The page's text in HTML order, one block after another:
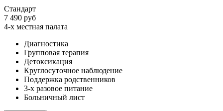
Стандарт
7 490 руб
4-х местная палата
Диагностика
Групповая терапия
Детоксикация
Круглосуточное наблюдение
Поддержка родственников
3-х разовое питание
Больничный лист